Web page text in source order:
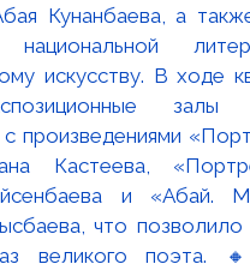
Кунанбаева, а
искусству. В ходе
с произведениями
Кастеева,
и «Абай.
что
великого поэта.